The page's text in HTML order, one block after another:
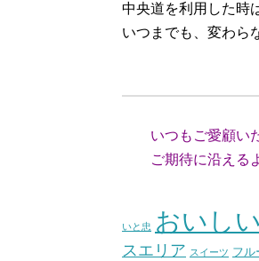
中央道を利用した時
いつまでも、変わら
（
いつもご愛顧い
ご期待に沿えるよ
（ス
いと忠 おいしい
スエリア スイーツ フル